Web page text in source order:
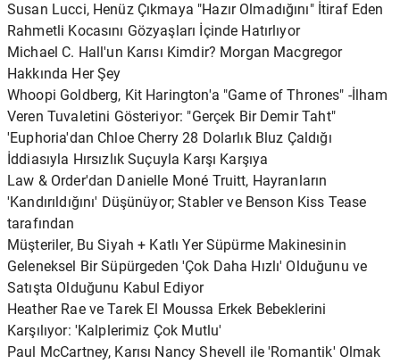
Susan Lucci, Henüz Çıkmaya "Hazır Olmadığını" İtiraf Eden
Rahmetli Kocasını Gözyaşları İçinde Hatırlıyor
Michael C. Hall'un Karısı Kimdir? Morgan Macgregor
Hakkında Her Şey
Whoopi Goldberg, Kit Harington'a "Game of Thrones" -İlham
Veren Tuvaletini Gösteriyor: "Gerçek Bir Demir Taht"
'Euphoria'dan Chloe Cherry 28 Dolarlık Bluz Çaldığı
İddiasıyla Hırsızlık Suçuyla Karşı Karşıya
Law & Order'dan Danielle Moné Truitt, Hayranların
'Kandırıldığını' Düşünüyor; Stabler ve Benson Kiss Tease
tarafından
Müşteriler, Bu Siyah + Katlı Yer Süpürme Makinesinin
Geleneksel Bir Süpürgeden 'Çok Daha Hızlı' Olduğunu ve
Satışta Olduğunu Kabul Ediyor
Heather Rae ve Tarek El Moussa Erkek Bebeklerini
Karşılıyor: 'Kalplerimiz Çok Mutlu'
Paul McCartney, Karısı Nancy Shevell ile 'Romantik' Olmak